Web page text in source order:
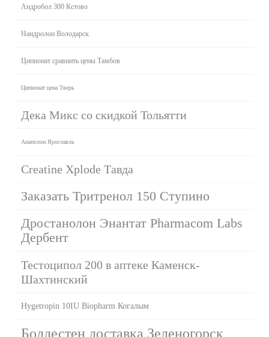
Андробол 300 Кстово
Нандролон Володарск
Ципионат сравнить цены Тамбов
Ципионат цена Тверь
Дека Микс со скидкой Тольятти
Анаполон Ярославль
Creatine Xplode Тавда
Заказать Тритренол 150 Ступино
Дростанолон Энантат Pharmacom Labs
Дербент
Тестоципол 200 в аптеке Каменск-
Шахтинский
Hygetropin 10IU Biopharm Когалым
Болдестен доставка Зеленогорск